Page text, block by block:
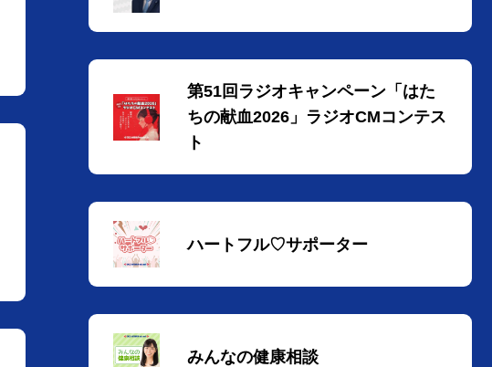
第51回ラジオキャンペーン「はた
ちの献血2026」ラジオCMコンテス
ト
ハートフル♡サポーター
みんなの健康相談